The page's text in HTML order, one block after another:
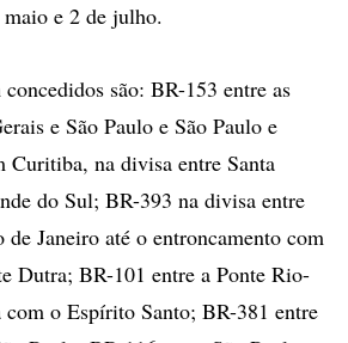
e 2 de julho.
são: BR-153 entre as
e São Paulo e São Paulo e
Curitiba, na divisa entre Santa
do Sul; BR-393 na divisa entre
Janeiro até o entroncamento com
Dutra; BR-101 entre a Ponte Rio-
o Espírito Santo; BR-381 entre